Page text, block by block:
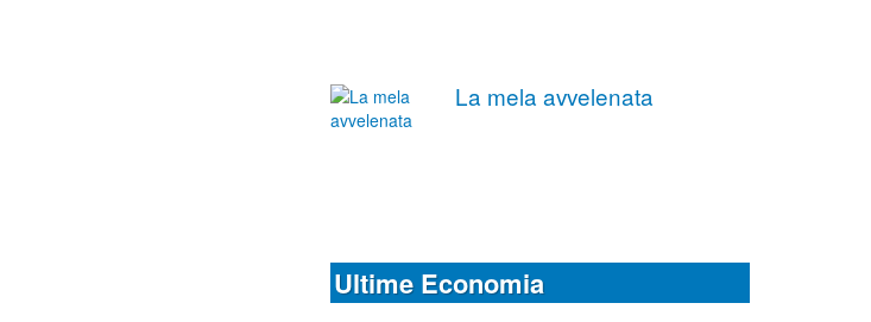
La mela avvelenata
Ultime Economia